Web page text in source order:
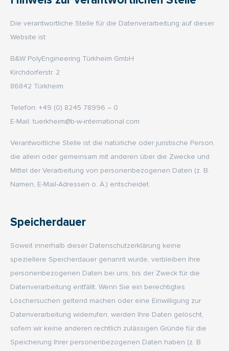
Die verantwortliche Stelle für die Datenverarbeitung auf dieser
Website ist:
B&W PolyEngineering Türkheim GmbH
Kirchdorferstr. 2
86842 Türkheim
Telefon: +49 (0) 8245 78996 – 0
E-Mail: tuerkheim@b-w-international.com
Verantwortliche Stelle ist die natürliche oder juristische Person,
die allein oder gemeinsam mit anderen über die Zwecke und
Mittel der Verarbeitung von personenbezogenen Daten (z. B.
Namen, E-Mail-Adressen o. Ä.) entscheidet.
Speicherdauer
Soweit innerhalb dieser Datenschutzerklärung keine
speziellere Speicherdauer genannt wurde, verbleiben Ihre
personenbezogenen Daten bei uns, bis der Zweck für die
Datenverarbeitung entfällt. Wenn Sie ein berechtigtes
Löschersuchen geltend machen oder eine Einwilligung zur
Datenverarbeitung widerrufen, werden Ihre Daten gelöscht,
sofern wir keine anderen rechtlich zulässigen Gründe für die
Speicherung Ihrer personenbezogenen Daten haben (z. B.